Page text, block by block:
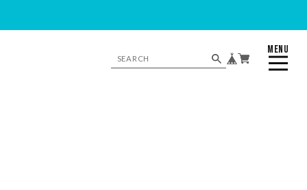
MENU
CLOSE